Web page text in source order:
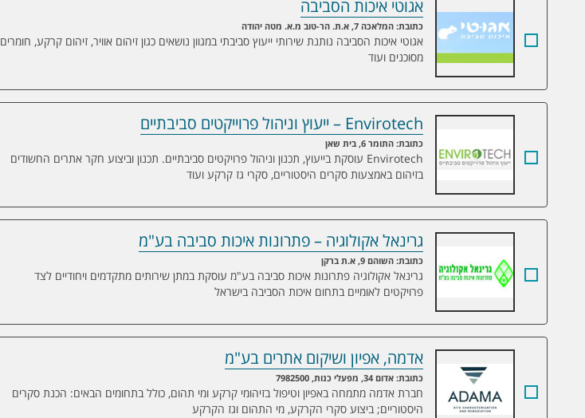
אגוטי איכות הסביבה
אגוטי איכות הסביבה
כתובת: המלאכה 7, א.ת. הר-טוב מ.א. מטה יהודה
אגוטי איכות הסביבה נותנת שירותי ייעוץ סביבתי במגוון נושאים כגון זיהום אוויר, זיהום קרקע, חומרים
מסוכנים ועוד
Envirotech – ייעוץ וניהול פרוייקטים סביבתיים
Envirotech – ייעוץ וניהול פרוייקטים סביבתיים
כתובת: התומר 6, בית שאן
Envirotech עוסקת בייעוץ, תכנון וניהול פרויקטים סביבתיים. תכנון וביצוע חקר אתרים החשודים
בזיהום באמצעות סקרים היסטוריים, סקרי גז קרקע ועוד
גרינאל אקולוגיה – פתרונות איכות סביבה בע"מ
גרינאל אקולוגיה – פתרונות איכות סביבה בע"מ
כתובת: השוהם 9, א.ת ברקן
גרינאל אקולוגיה פתרונות איכות סביבה בע"מ עוסקת במתן שירותים מתקדמים ויחודיים לצד
פרויקטים לאומיים בתחום איכות הסביבה בישראל
אדמה, אפיון ושיקום אתרים בע"מ
אדמה, אפיון ושיקום אתרים בע"מ
כתובת: אדום 34, מפעלי כנות, 7982500
חברת אדמה מתמחה באפיון וטיפול בזיהומי קרקע ומי תהום, כולל בתחומים הבאים: הכנת סקרים
היסטוריים; ביצוע סקרי הקרקע, מי התהום וגז הקרקע